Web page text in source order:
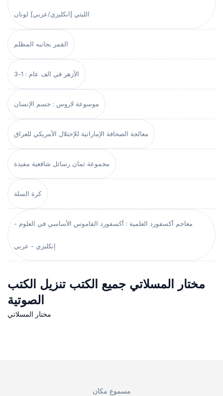
الليثي [انكليزي/عربي] لونان
القمر بجانبه المظلم
الأزهر في الف عام : 1-3
موسوعة لاروس : جسم الإنسان
معالجة الصحافة الإماراتية للإحتلال الأمريكي للعراق
مجموعة ثمان رسائل شافعية مفيدة
كرة السلة
معاجم أكسفورد العلمية : أكسفورد القاموس الأساسي في العلوم -
إنكليزي - عربي
مختار المسلاتي جميع الكتب تنزيل الكتب
الصوتية
مختار المسلاتي
مسموع مكان